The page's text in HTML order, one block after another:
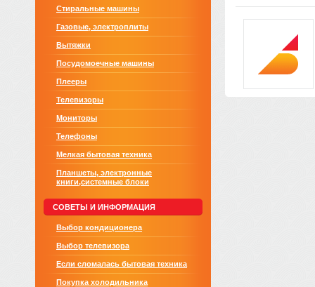
Стиральные машины
Газовые, электроплиты
Вытяжки
Посудомоечные машины
Плееры
Телевизоры
Мониторы
Телефоны
Мелкая бытовая техника
Планшеты, электронные
книги,системные блоки
СОВЕТЫ И ИНФОРМАЦИЯ
Выбор кондиционера
Выбор телевизора
Если сломалась бытовая техника
Покупка холодильника